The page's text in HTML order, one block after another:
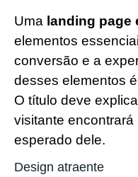
Uma landing page
elementos
conversão e a
desses elementos
O título deve
visitante
esperado dele.
Design atraente